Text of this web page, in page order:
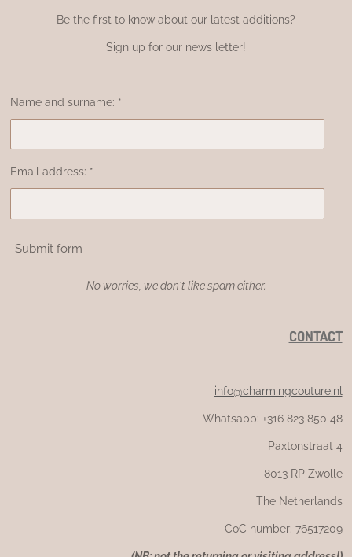
Be the first to know about our latest additions?
Sign up for our news letter!
Name and surname: *
Email address: *
Submit form
No worries, we don't like spam either.
CONTACT
info@charmingcouture.nl
Whatsapp: +316 823 850 48
Paxtonstraat 4
8013 RP Zwolle
The Netherlands
CoC number: 76517209